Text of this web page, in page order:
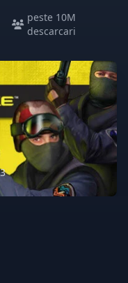
peste 10M
descarcari